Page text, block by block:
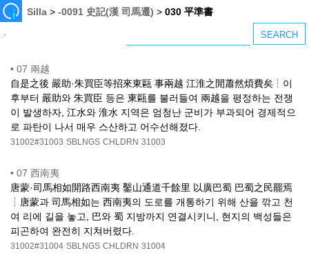
Silla >-0091 史記(漢 司馬遷) >030 平準書
• 07 兩越
自是之後 嚴助·朱買臣等招來東甌 事兩越 江淮之閒蕭然煩費矣┆이
후부터 嚴助와 朱買臣 등은 東甌를 불러들여 兩越을 평정하는 전쟁
이 발생하자, 江水와 淮水 지역은 엄청난 군비가 부과되어 경제적으
로 파탄이 나서 매우 스산하고 어수선해졌다.
31002#31003 SBLNGS CHLDRN 31003
• 07 西南夷
唐蒙·司馬相如開路西南夷 鑿山通道千餘里 以廣巴蜀 巴蜀之民罷焉
┆唐蒙과 司馬相如는 西南夷의 도로를 개통하기 위해 산을 깎고 천
여 리에 길을 놓고, 巴와 蜀 지방까지 연결시키니, 현지의 백성들은
피곤하여 완전히 지쳐버렸다.
31002#31004 SBLNGS CHLDRN 31004